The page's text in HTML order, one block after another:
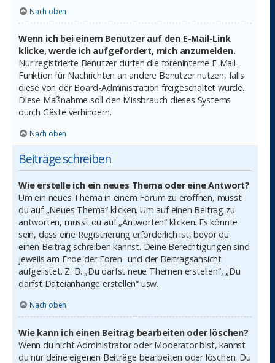
Nach oben
Wenn ich bei einem Benutzer auf den E-Mail-Link
klicke, werde ich aufgefordert, mich anzumelden.
Nur registrierte Benutzer dürfen die foreninterne E-Mail-
Funktion für Nachrichten an andere Benutzer nutzen, falls
diese von der Board-Administration freigeschaltet wurde.
Diese Maßnahme soll den Missbrauch dieses Systems
durch Gäste verhindern.
Nach oben
Beiträge schreiben
Wie erstelle ich ein neues Thema oder eine Antwort?
Um ein neues Thema in einem Forum zu eröffnen, musst
du auf „Neues Thema“ klicken. Um auf einen Beitrag zu
antworten, musst du auf „Antworten“ klicken. Es könnte
sein, dass eine Registrierung erforderlich ist, bevor du
einen Beitrag schreiben kannst. Deine Berechtigungen sind
jeweils am Ende der Foren- und der Beitragsansicht
aufgelistet. Z. B. „Du darfst neue Themen erstellen“, „Du
darfst Dateianhänge erstellen“ usw.
Nach oben
Wie kann ich einen Beitrag bearbeiten oder löschen?
Wenn du nicht Administrator oder Moderator bist, kannst
du nur deine eigenen Beiträge bearbeiten oder löschen. Du